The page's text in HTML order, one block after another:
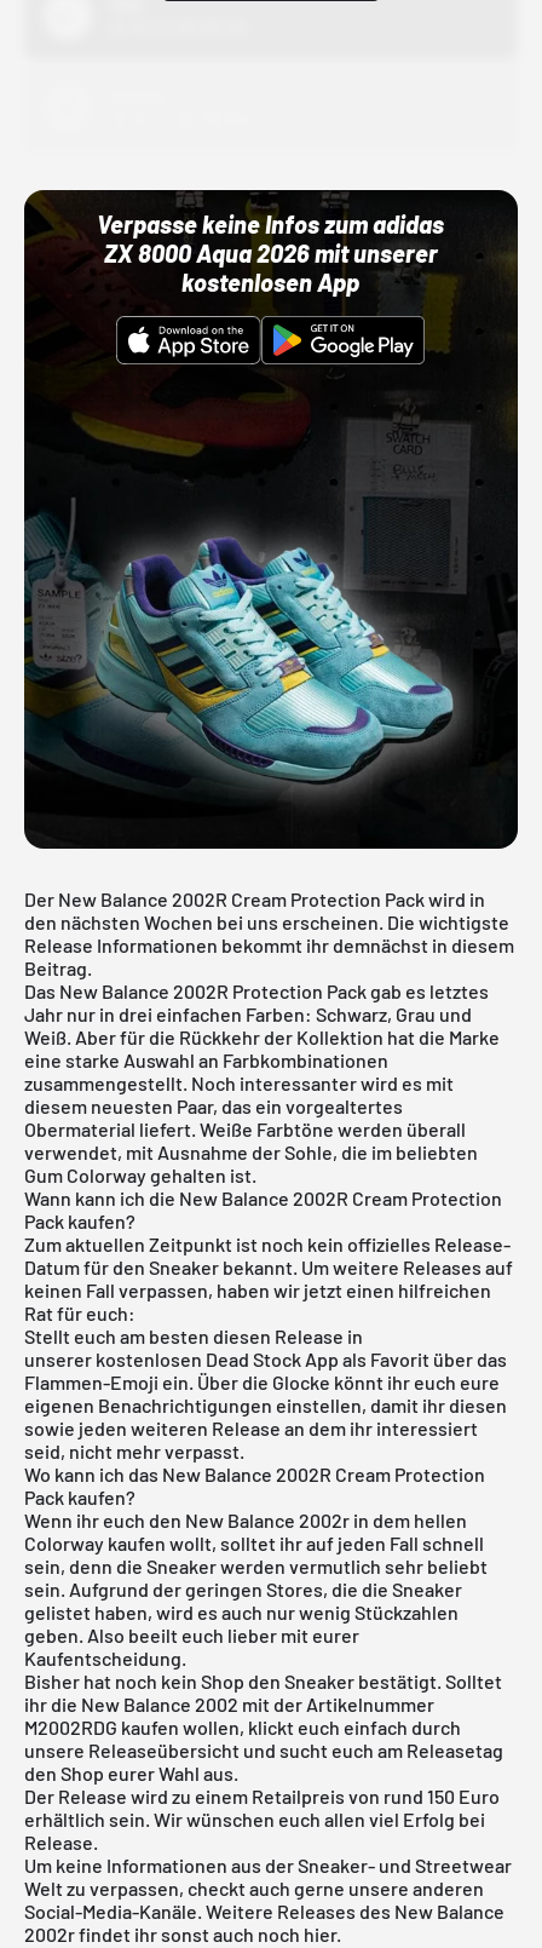
Verpasse keine Infos zum adidas
ZX 8000 Aqua 2026 mit unserer
kostenlosen App
Der New Balance 2002R Cream Protection Pack wird in
den nächsten Wochen bei uns erscheinen. Die wichtigste
Release Informationen bekommt ihr demnächst in diesem
Beitrag.
Das New Balance 2002R Protection Pack gab es letztes
Jahr nur in drei einfachen Farben: Schwarz, Grau und
Weiß. Aber für die Rückkehr der Kollektion hat die Marke
eine starke Auswahl an Farbkombinationen
zusammengestellt. Noch interessanter wird es mit
diesem neuesten Paar, das ein vorgealtertes
Obermaterial liefert. Weiße Farbtöne werden überall
verwendet, mit Ausnahme der Sohle, die im beliebten
Gum Colorway gehalten ist.
Wann kann ich die New Balance 2002R Cream Protection
Pack kaufen?
Zum aktuellen Zeitpunkt ist noch kein offizielles Release-
Datum für den Sneaker bekannt. Um weitere Releases auf
keinen Fall verpassen, haben wir jetzt einen hilfreichen
Rat für euch:
Stellt euch am besten diesen Release in
unserer kostenlosen Dead Stock App als Favorit über das
Flammen-Emoji ein. Über die Glocke könnt ihr euch eure
eigenen Benachrichtigungen einstellen, damit ihr diesen
sowie jeden weiteren Release an dem ihr interessiert
seid, nicht mehr verpasst.
Wo kann ich das New Balance 2002R Cream Protection
Pack kaufen?
Wenn ihr euch den New Balance 2002r in dem hellen
Colorway kaufen wollt, solltet ihr auf jeden Fall schnell
sein, denn die Sneaker werden vermutlich sehr beliebt
sein. Aufgrund der geringen Stores, die die Sneaker
gelistet haben, wird es auch nur wenig Stückzahlen
geben. Also beeilt euch lieber mit eurer
Kaufentscheidung.
Bisher hat noch kein Shop den Sneaker bestätigt. Solltet
ihr die New Balance 2002 mit der Artikelnummer
M2002RDG kaufen wollen, klickt euch einfach durch
unsere Releaseübersicht und sucht euch am Releasetag
den Shop eurer Wahl aus.
Der Release wird zu einem Retailpreis von rund 150 Euro
erhältlich sein. Wir wünschen euch allen viel Erfolg bei
Release.
Um keine Informationen aus der Sneaker- und Streetwear
Welt zu verpassen, checkt auch gerne unsere anderen
Social-Media-Kanäle. Weitere Releases des New Balance
2002rfindet ihr sonst auch noch hier.